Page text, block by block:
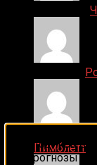
Пимблетт
🔥
прогнозы